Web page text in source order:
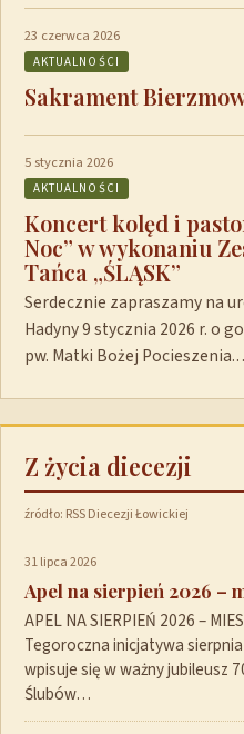
23 czerwca 2026
AKTUALNOŚCI
Sakrament
5 stycznia 2026
AKTUALNOŚCI
Koncert kolęd i
Noc” w wykonaniu
Tańca „ŚLĄSK”
Serdecznie zapraszamy na
Hadyny 9 stycznia 2026 r. o
pw. Matki Bożej
Z życia diecezji
źródło: RSS Diecezji Łowickiej
31 lipca 2026
Apel na sierpień 2026 –
APEL NA SIERPIEŃ 2026 –
Tegoroczna inicjatywa
wpisuje się w ważny jubileusz
Ślubów…